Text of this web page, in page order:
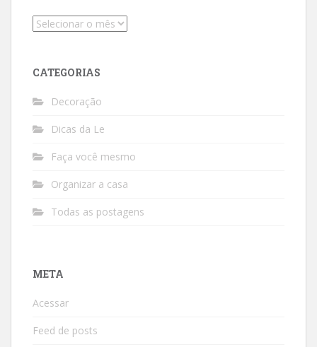
Arquivos
CATEGORIAS
Decoração
Dicas da Le
Faça você mesmo
Organizar a casa
Todas as postagens
META
Acessar
Feed de posts